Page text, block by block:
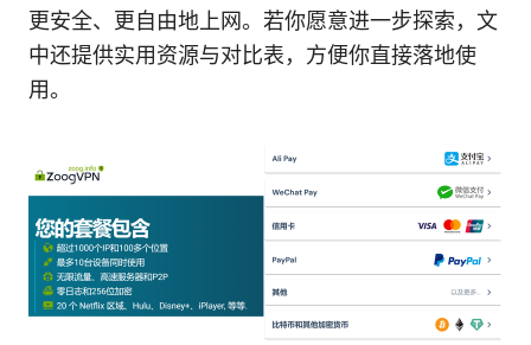
更安全、更自由地上网。若你愿意进一步探索，文
中还提供实用资源与对比表，方便你直接落地使
用。